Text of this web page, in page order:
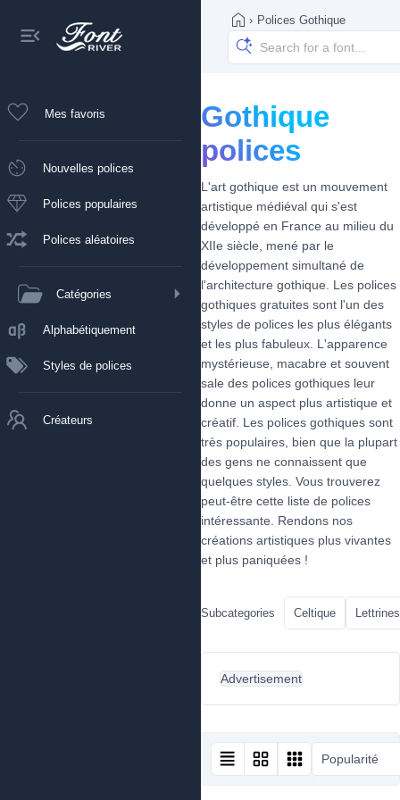
Mes favoris
Nouvelles polices
Polices populaires
Polices aléatoires
Catégories
Alphabétiquement
Styles de polices
Créateurs
› Polices Gothique
Gothique
polices
L'art gothique est un mouvement
artistique médiéval qui s'est
développé en France au milieu du
XIIe siècle, mené par le
développement simultané de
l'architecture gothique. Les polices
gothiques gratuites sont l'un des
styles de polices les plus élégants
et les plus fabuleux. L'apparence
mystérieuse, macabre et souvent
sale des polices gothiques leur
donne un aspect plus artistique et
créatif. Les polices gothiques sont
très populaires, bien que la plupart
des gens ne connaissent que
quelques styles. Vous trouverez
peut-être cette liste de polices
intéressante. Rendons nos
créations artistiques plus vivantes
et plus paniquées !
Subcategories Celtique Lettrines
Advertisement
Popularité